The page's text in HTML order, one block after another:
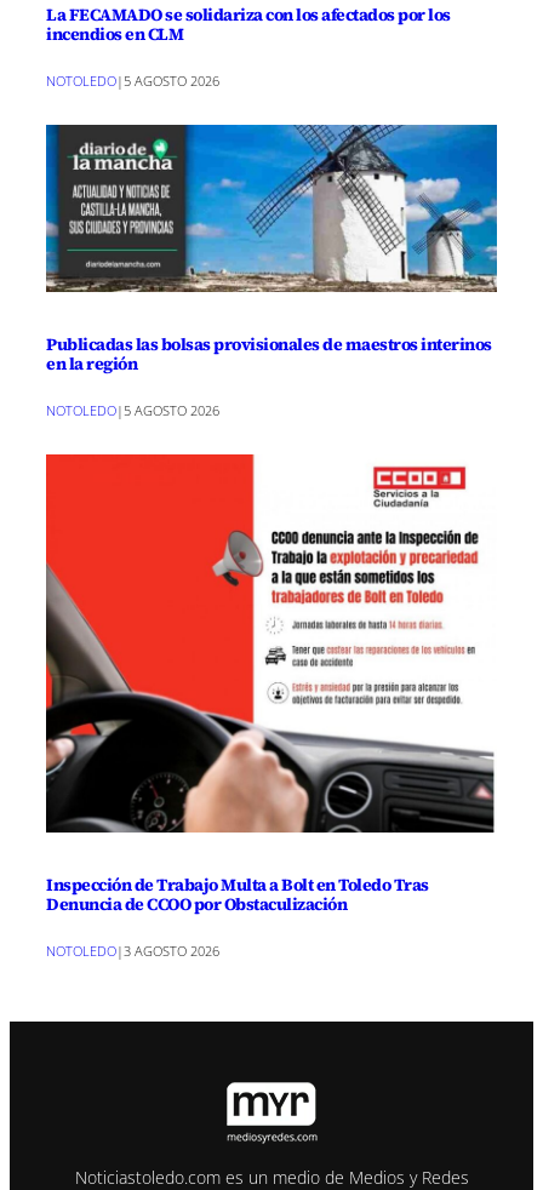
La FECAMADO se solidariza con los afectados por los
incendios en CLM
NOTOLEDO| 5 AGOSTO 2026
Publicadas las bolsas provisionales de maestros interinos
en la región
NOTOLEDO| 5 AGOSTO 2026
Inspección de Trabajo Multa a Bolt en Toledo Tras
Denuncia de CCOO por Obstaculización
NOTOLEDO|3 AGOSTO 2026
Noticiastoledo.com es un medio de Medios y Redes